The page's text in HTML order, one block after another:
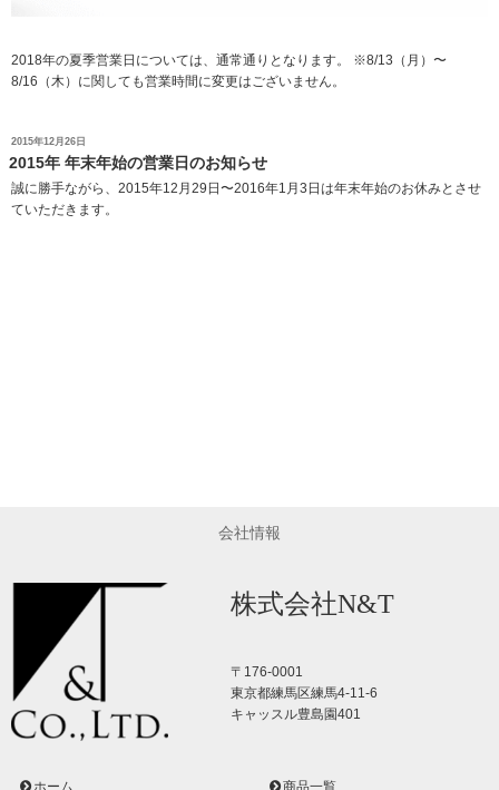
2018年の夏季営業日については、通常通りとなります。 ※8/13（月）〜
8/16（木）に関しても営業時間に変更はございません。
投
稿
日:
2015年12月26日
2015年 年末年始の営業日のお知らせ
誠に勝手ながら、2015年12月29日〜2016年1月3日は年末年始のお休みとさせ
ていただきます。
会社情報
株式会社N&T
〒176-0001
東京都練馬区練馬4-11-6
キャッスル豊島園401
ホーム 商品一覧